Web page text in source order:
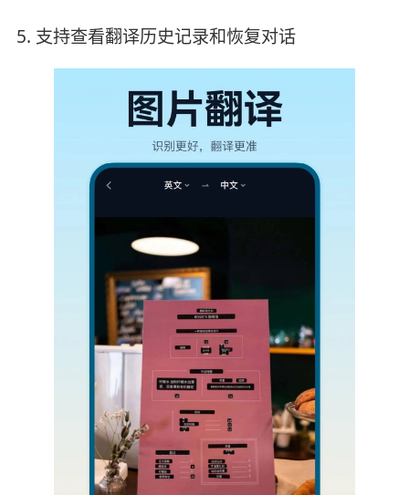
5. 支持查看翻译历史记录和恢复对话